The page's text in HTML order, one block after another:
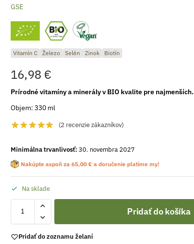
GSE
Vitamín C Železo Selén Zinok Biotín
16,98 €
Prírodné vitamíny a minerály v BIO kvalite pre najmenších.
Objem: 330 ml
(2 recenzie zákazníkov)
Minimálna trvanlivosť: 30. novembra 2027
Nakúpte aspoň za 65,00 € a doručenie platíme my!
Na sklade
Pridať do košíka
Pridať do zoznamu želaní